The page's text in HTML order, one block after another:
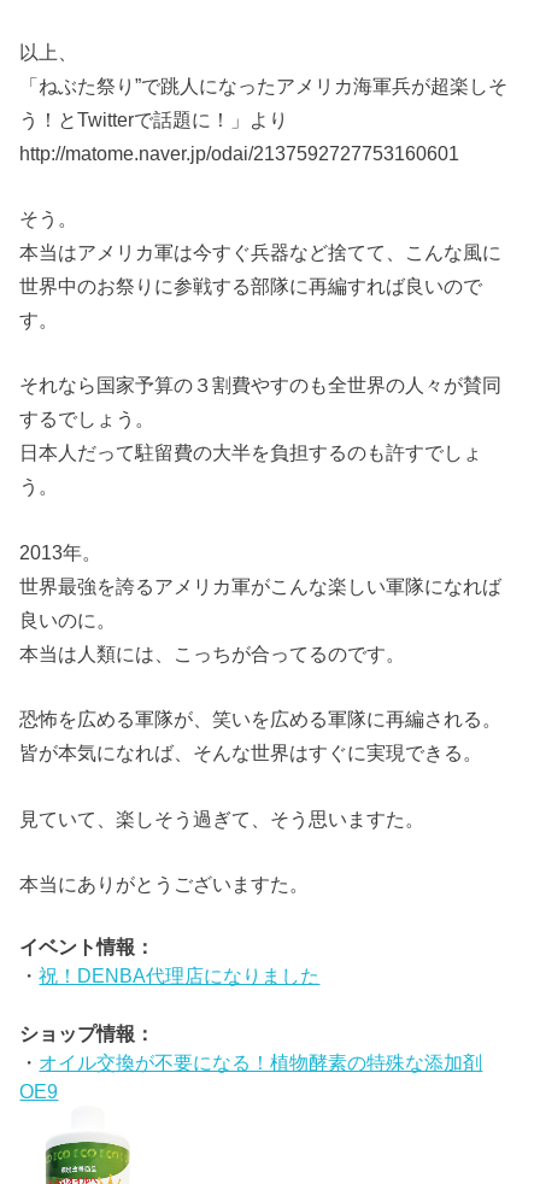
以上、
「ねぶた祭り”で跳人になったアメリカ海軍兵が超楽しそ
う！とTwitterで話題に！」より
http://matome.naver.jp/odai/2137592727753160601
そう。
本当はアメリカ軍は今すぐ兵器など捨てて、こんな風に
世界中のお祭りに参戦する部隊に再編すれば良いので
す。
それなら国家予算の３割費やすのも全世界の人々が賛同
するでしょう。
日本人だって駐留費の大半を負担するのも許すでしょ
う。
2013年。
世界最強を誇るアメリカ軍がこんな楽しい軍隊になれば
良いのに。
本当は人類には、こっちが合ってるのです。
恐怖を広める軍隊が、笑いを広める軍隊に再編される。
皆が本気になれば、そんな世界はすぐに実現できる。
見ていて、楽しそう過ぎて、そう思いますた。
本当にありがとうございますた。
イベント情報：
・祝！DENBA代理店になりました
ショップ情報：
・ オイル交換が不要になる！植物酵素の特殊な添加剤
OE9